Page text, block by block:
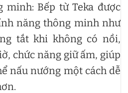
minh: Bếp từ Teka được
năng thông minh như
tắt khi không có nồi,
chức năng giữ ấm, giúp
nấu nướng một cách dễ